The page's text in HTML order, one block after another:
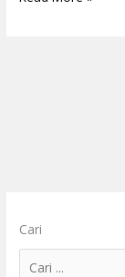
Cari